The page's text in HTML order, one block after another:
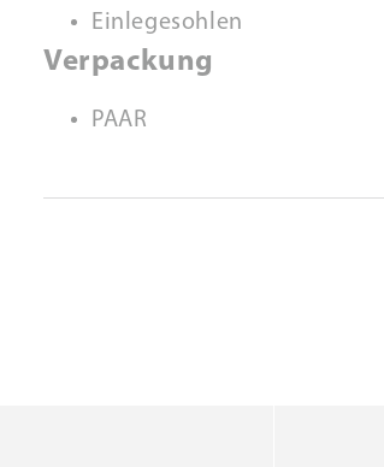
Einlegesohlen
Verpackung
PAAR